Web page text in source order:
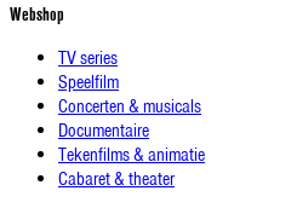
Webshop
TV series
Speelfilm
Concerten & musicals
Documentaire
Tekenfilms & animatie
Cabaret & theater